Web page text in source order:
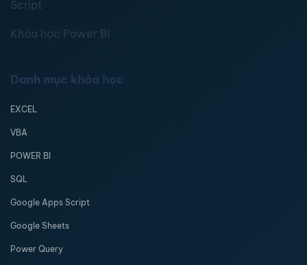
Script
Khóa học Power BI
Danh mục khóa học
EXCEL
VBA
POWER BI
SQL
Google Apps Script
Google Sheets
Power Query